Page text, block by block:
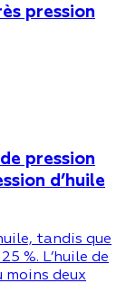
pression
pression
d’huile
tandis que
%. L’huile de
moins deux